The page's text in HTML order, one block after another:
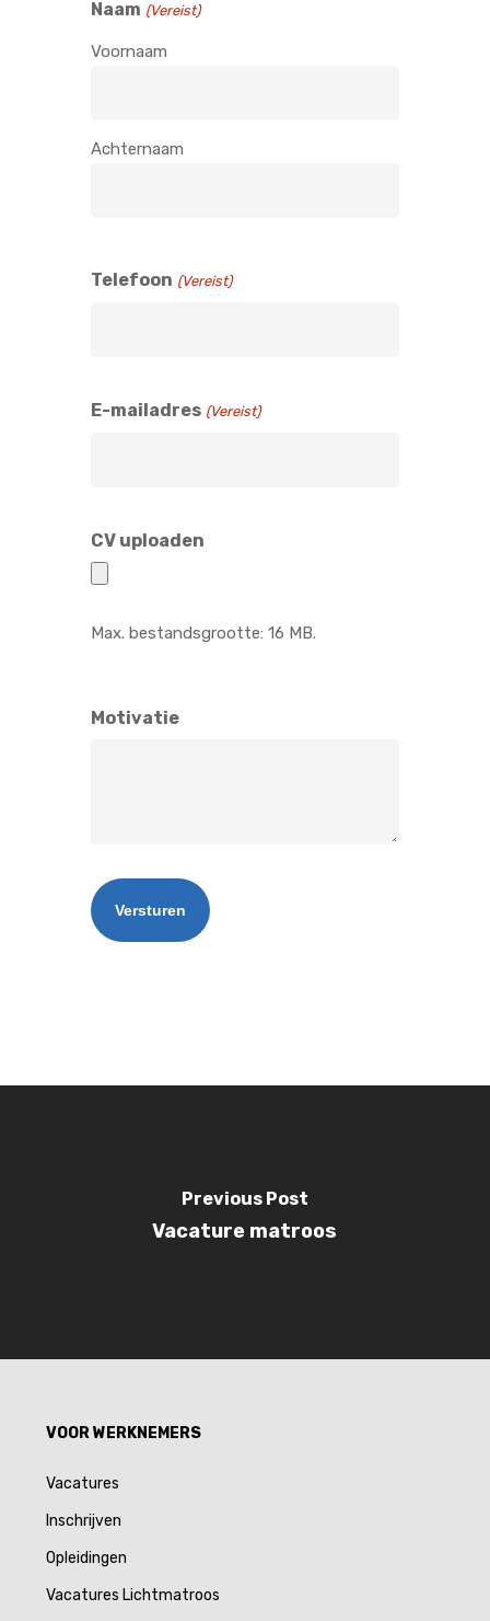
Naam (Vereist)
Voornaam
Achternaam
Telefoon (Vereist)
E-mailadres (Vereist)
CV uploaden
Max. bestandsgrootte: 16 MB.
Motivatie
Previous Post
Vacature matroos
VOOR WERKNEMERS
Vacatures
Inschrijven
Opleidingen
Vacatures Lichtmatroos